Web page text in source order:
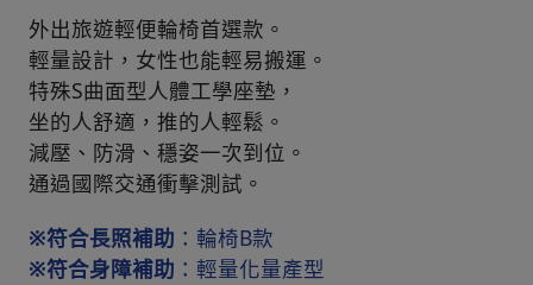
外出旅遊輕便輪椅首選款。
輕量設計，女性也能輕易搬運。
特殊S曲面型人體工學座墊，
坐的人舒適，推的人輕鬆。
減壓、防滑、穩姿一次到位。​
通過國際交通衝擊測試。
※符合長照補助 ：輪椅B款
※符合身障補助 ：輕量化量產型